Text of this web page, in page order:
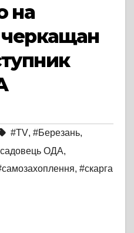
на
черкащан
#TV, #Березань,
ОДА,
, #скарга